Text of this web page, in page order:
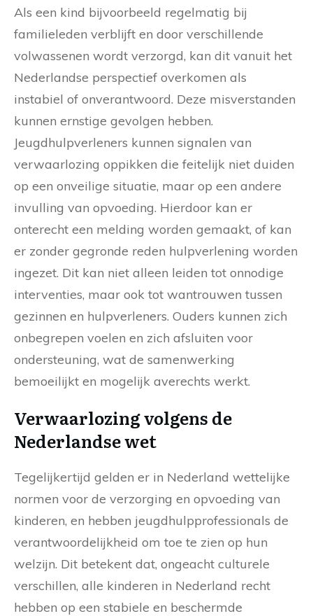
Als een kind bijvoorbeeld regelmatig bij
familieleden verblijft en door verschillende
volwassenen wordt verzorgd, kan dit vanuit het
Nederlandse perspectief overkomen als
instabiel of onverantwoord. Deze misverstanden
kunnen ernstige gevolgen hebben.
Jeugdhulpverleners kunnen signalen van
verwaarlozing oppikken die feitelijk niet duiden
op een onveilige situatie, maar op een andere
invulling van opvoeding. Hierdoor kan er
onterecht een melding worden gemaakt, of kan
er zonder gegronde reden hulpverlening worden
ingezet. Dit kan niet alleen leiden tot onnodige
interventies, maar ook tot wantrouwen tussen
gezinnen en hulpverleners. Ouders kunnen zich
onbegrepen voelen en zich afsluiten voor
ondersteuning, wat de samenwerking
bemoeilijkt en mogelijk averechts werkt.
Verwaarlozing volgens de
Nederlandse wet
Tegelijkertijd gelden er in Nederland wettelijke
normen voor de verzorging en opvoeding van
kinderen, en hebben jeugdhulpprofessionals de
verantwoordelijkheid om toe te zien op hun
welzijn. Dit betekent dat, ongeacht culturele
verschillen, alle kinderen in Nederland recht
hebben op een stabiele en beschermde